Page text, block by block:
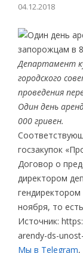
04.12.2018
Департамент
городского
проведения
Один день
000 гривен.
госзакупок
Договор о
директором
ноября, то
Источник:
arendy-ds-
Мы в Telegram